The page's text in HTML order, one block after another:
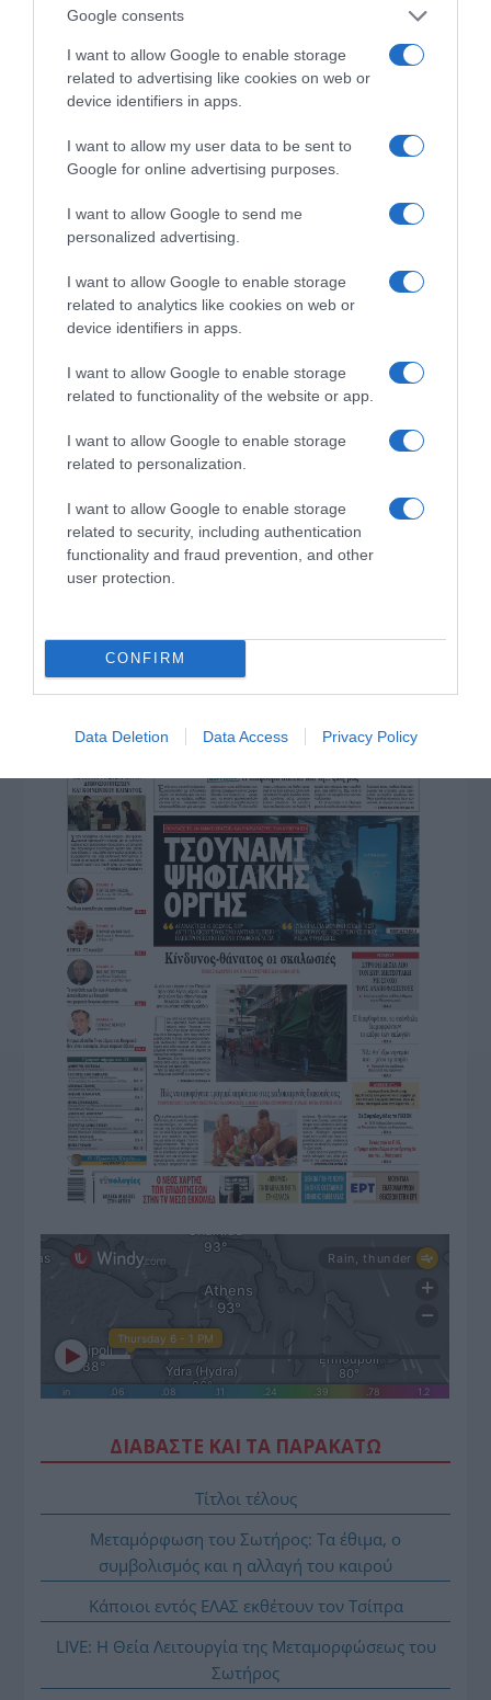
Google consents
I want to allow Google to enable storage
related to advertising like cookies on web or
device identifiers in apps.
I want to allow my user data to be sent to
Google for online advertising purposes.
I want to allow Google to send me
personalized advertising.
I want to allow Google to enable storage
related to analytics like cookies on web or
device identifiers in apps.
I want to allow Google to enable storage
related to functionality of the website or app.
I want to allow Google to enable storage
related to personalization.
I want to allow Google to enable storage
related to security, including authentication
functionality and fraud prevention, and other
user protection.
CONFIRM
Data Deletion Data Access Privacy Policy
ΔΕΙΤΕ ΤΗΝ ΚΙΝΗΣΗ ΣΤΟΥΣ ΔΡΌΜΟΥΣ
ΠΑΤΗΣΤΕ ΓΙΑ LIVE ΚΙΝΗΣΗ
Live ενημέρωση για Κηφισό, Αττική Οδό και κέντρο Αθήνας από το
ΔΙΑΒΑΣΤΕ ΚΑΙ ΤΑ ΠΑΡΑΚΑΤΩ
Τίτλοι τέλους
Μεταμόρφωση του Σωτήρος: Τα έθιμα, ο
συμβολισμός και η αλλαγή του καιρού
Κάποιοι εντός ΕΛΑΣ εκθέτουν τον Τσίπρα
LIVE: Η Θεία Λειτουργία της Μεταμορφώσεως του
Σωτήρος